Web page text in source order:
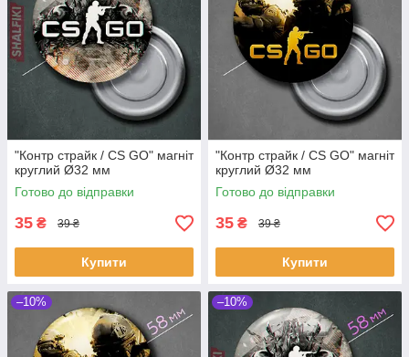
"Контр страйк / CS GO" магніт
круглий Ø32 мм
Готово до відправки
35 ₴ 39 ₴
Купити
"Контр страйк / CS GO" магніт
круглий Ø32 мм
Готово до відправки
35 ₴ 39 ₴
Купити
–10% –10%